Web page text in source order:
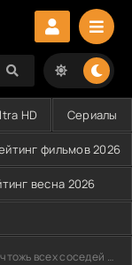
HD Сериалы
фильмов 2026
весна 2026
всех соседей (2024)